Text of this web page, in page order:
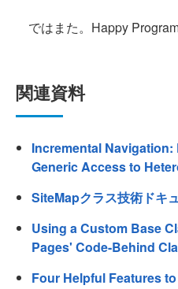
ではまた。Happy
関連資料
Incremental
Generic Access to
SiteMapクラス技術ドキ
Using a Custom Base
Pages' Code-Behind
Four Helpful Features